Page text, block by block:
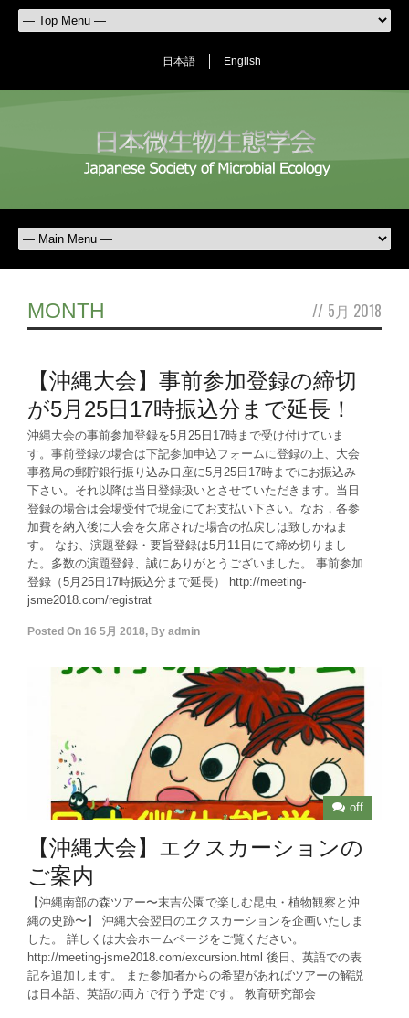
日本語 English
MONTH // 5月 2018
【沖縄大会】事前参加登録の締切
が5月25日17時振込分まで延長！
沖縄大会の事前参加登録を5月25日17時まで受け付けていま
す。事前登録の場合は下記参加申込フォームに登録の上、大会
事務局の郵貯銀行振り込み口座に5月25日17時までにお振込み
下さい。それ以降は当日登録扱いとさせていただきます。当日
登録の場合は会場受付で現金にてお支払い下さい。なお，各参
加費を納入後に大会を欠席された場合の払戻しは致しかねま
す。 なお、演題登録・要旨登録は5月11日にて締め切りまし
た。多数の演題登録、誠にありがとうございました。 事前参加
登録（5月25日17時振込分まで延長） http://meeting-
jsme2018.com/registrat
Posted On 16 5月 2018, By admin
off
【沖縄大会】エクスカーションの
ご案内
【沖縄南部の森ツアー〜末吉公園で楽しむ昆虫・植物観察と沖
縄の史跡〜】 沖縄大会翌日のエクスカーションを企画いたしま
した。 詳しくは大会ホームページをご覧ください。
http://meeting-jsme2018.com/excursion.html 後日、英語での表
記を追加します。 また参加者からの希望があればツアーの解説
は日本語、英語の両方で行う予定です。 教育研究部会